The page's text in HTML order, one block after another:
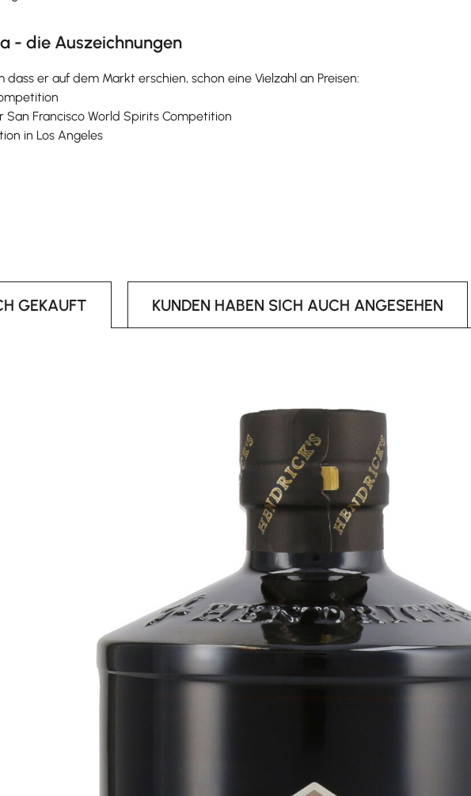
- die Auszeichnungen
er auf dem Markt erschien, schon eine Vielzahl an Preisen:
San Francisco World Spirits Competition
in Los Angeles
GEKAUFT KUNDEN HABEN SICH AUCH ANGESEHEN